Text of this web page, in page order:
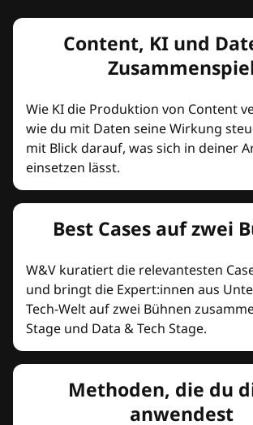
Content, KI und
Wie KI die Produktion von Content
wie du mit Daten seine Wirkung
mit Blick darauf, was sich in deiner
einsetzen lässt.
Best Cases auf zwei
W&V kuratiert die relevantesten
und bringt die Expert:innen aus
Tech-Welt auf zwei Bühnen
Stage und Data & Tech Stage.
Methoden, die du
anwendest